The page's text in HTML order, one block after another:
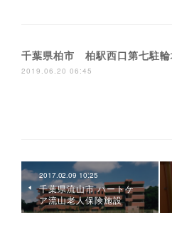
千葉県柏市 柏駅西口第七駐輪
2019.06.20 06:45
2017.02.09 10:25
千葉県流山市 ハートケ
ア流山老人保険施設